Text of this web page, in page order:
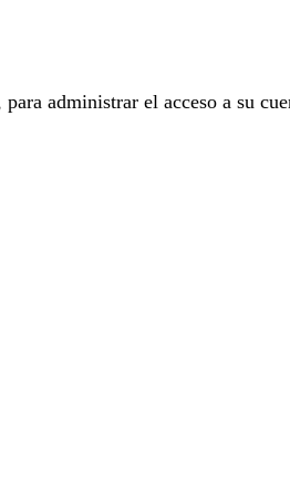
administrar el acceso a su